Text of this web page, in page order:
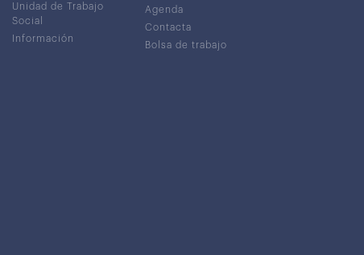
Unidad de Trabajo
Social
Información
Agenda
Contacta
Bolsa de trabajo